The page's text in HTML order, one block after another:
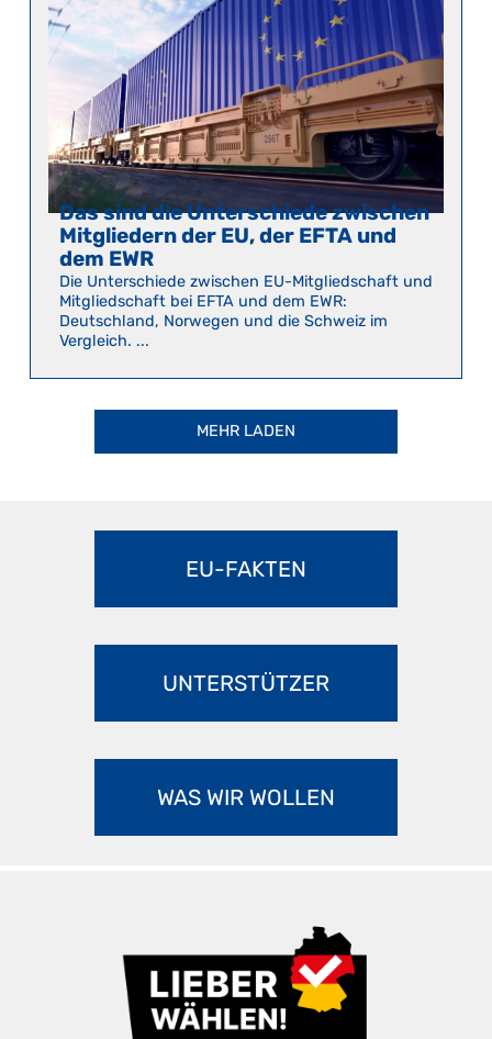
Das sind die Unterschiede zwischen
Mitgliedern der EU, der EFTA und
dem EWR
Die Unterschiede zwischen EU-Mitgliedschaft und
Mitgliedschaft bei EFTA und dem EWR:
Deutschland, Norwegen und die Schweiz im
Vergleich. ...
MEHR LADEN
EU-FAKTEN
UNTERSTÜTZER
WAS WIR WOLLEN